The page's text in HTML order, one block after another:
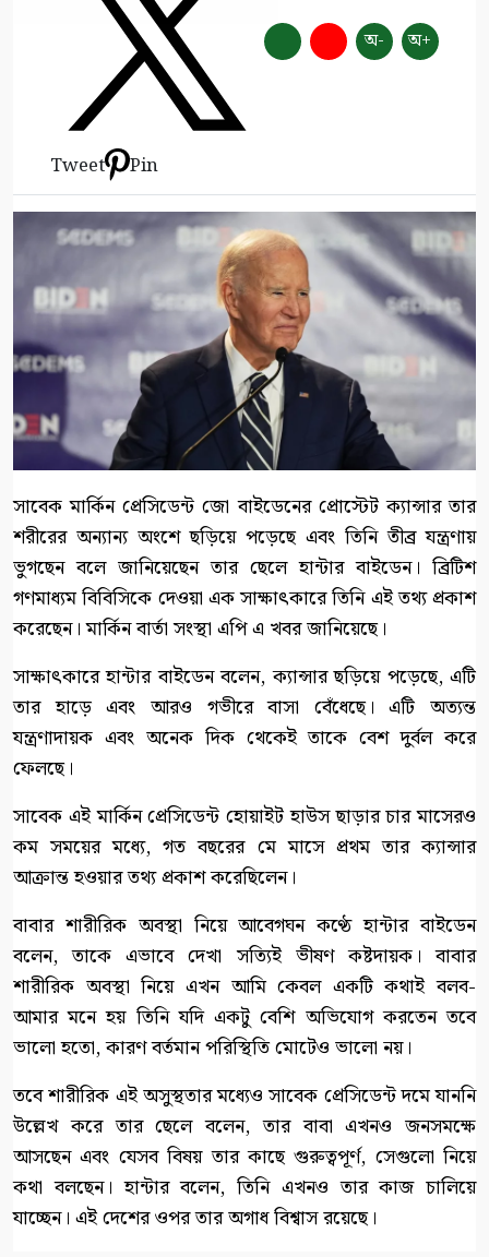
Tweet Pin
অ- অ+
সাবেক মার্কিন প্রেসিডেন্ট জো বাইডেনের প্রোস্টেট ক্যান্সার তার
শরীরের অন্যান্য অংশে ছড়িয়ে পড়েছে এবং তিনি তীব্র যন্ত্রণায়
ভুগছেন বলে জানিয়েছেন তার ছেলে হান্টার বাইডেন। ব্রিটিশ
গণমাধ্যম বিবিসিকে দেওয়া এক সাক্ষাৎকারে তিনি এই তথ্য প্রকাশ
করেছেন। মার্কিন বার্তা সংস্থা এপি এ খবর জানিয়েছে।
সাক্ষাৎকারে হান্টার বাইডেন বলেন, ক্যান্সার ছড়িয়ে পড়েছে, এটি
তার হাড়ে এবং আরও গভীরে বাসা বেঁধেছে। এটি অত্যন্ত
যন্ত্রণাদায়ক এবং অনেক দিক থেকেই তাকে বেশ দুর্বল করে
ফেলছে।
সাবেক এই মার্কিন প্রেসিডেন্ট হোয়াইট হাউস ছাড়ার চার মাসেরও
কম সময়ের মধ্যে, গত বছরের মে মাসে প্রথম তার ক্যান্সার
আক্রান্ত হওয়ার তথ্য প্রকাশ করেছিলেন।
বাবার শারীরিক অবস্থা নিয়ে আবেগঘন কণ্ঠে হান্টার বাইডেন
বলেন, তাকে এভাবে দেখা সত্যিই ভীষণ কষ্টদায়ক। বাবার
শারীরিক অবস্থা নিয়ে এখন আমি কেবল একটি কথাই বলব-
আমার মনে হয় তিনি যদি একটু বেশি অভিযোগ করতেন তবে
ভালো হতো, কারণ বর্তমান পরিস্থিতি মোটেও ভালো নয়।
তবে শারীরিক এই অসুস্থতার মধ্যেও সাবেক প্রেসিডেন্ট দমে যাননি
উল্লেখ করে তার ছেলে বলেন, তার বাবা এখনও জনসমক্ষে
আসছেন এবং যেসব বিষয় তার কাছে গুরুত্বপূর্ণ, সেগুলো নিয়ে
কথা বলছেন। হান্টার বলেন, তিনি এখনও তার কাজ চালিয়ে
যাচ্ছেন। এই দেশের ওপর তার অগাধ বিশ্বাস রয়েছে।